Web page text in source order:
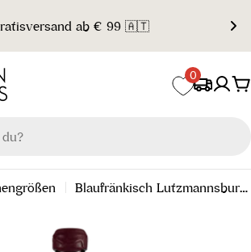
ab € 99 🇦🇹
0
Blaufränkisch Lutzmannsburg Ried Kirchberg 2022